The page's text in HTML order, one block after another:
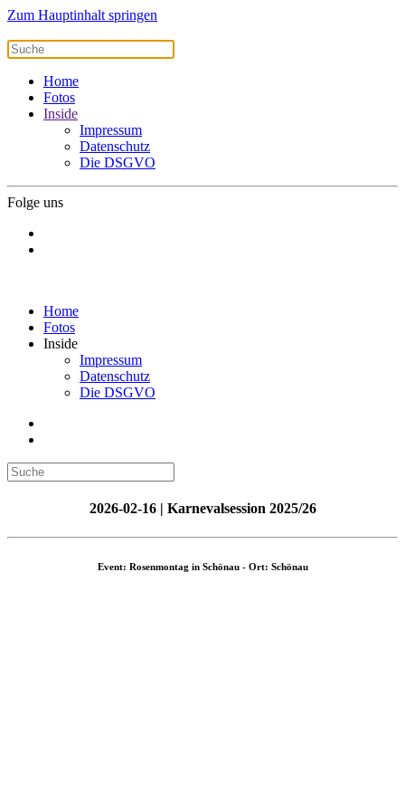
Zum Hauptinhalt springen
Home
Fotos
Inside
Impressum
Datenschutz
Die DSGVO
Folge uns
Home
Fotos
Inside
Impressum
Datenschutz
Die DSGVO
2026-02-16 | Karnevalsession 2025/26
Event: Rosenmontag in Schönau - Ort: Schönau